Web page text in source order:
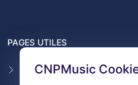
CNPMusic
PAGES UTILES
Contact